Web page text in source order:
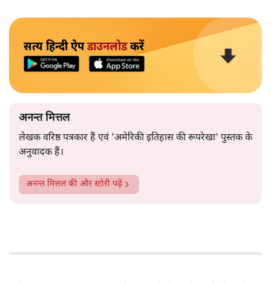
सत्य हिन्दी ऐपडाउनलोडकरें
अनन्त मित्तल
लेखक वरिष्ठ पत्रकार हैं एवं 'अमेरिकी इतिहास की रूपरेखा' पुस्तक के
अनुवादक हैं।
अनन्त मित्तलकी और स्टोरी पढ़ें